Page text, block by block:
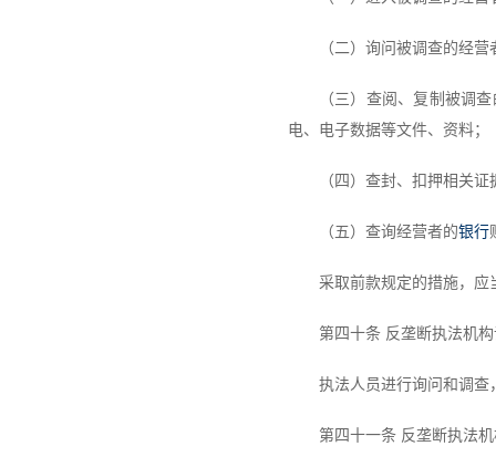
（二）询问被调查的经
（三）查阅、复制被调
电、电子数据等文件、资料；
（四）查封、扣押相关证
（五）查询经营者的银行
采取前款规定的措施，应
第四十条 反垄断执法机
执法人员进行询问和调查
第四十一条 反垄断执法